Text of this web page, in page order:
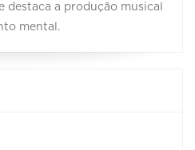
destaca a produção musical
mental.